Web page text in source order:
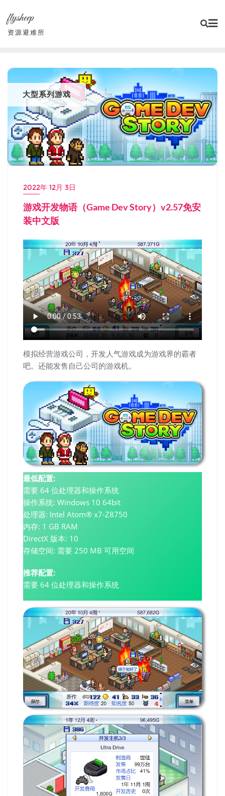
content
flysheep
资源避难所
大型系列游戏
2022年 12月 3日
游戏开发物语（Game Dev Story）v2.57免安
装中文版
模拟经营游戏公司，开发人气游戏成为游戏界的霸者
吧。还能发售自己公司的游戏机。
最低配置:
需要 64 位处理器和操作系统
操作系统: Windows 10 64bit
处理器: Intel Atom® x7-Z8750
内存: 1 GB RAM
DirectX 版本: 10
存储空间: 需要 250 MB 可用空间
推荐配置:
需要 64 位处理器和操作系统